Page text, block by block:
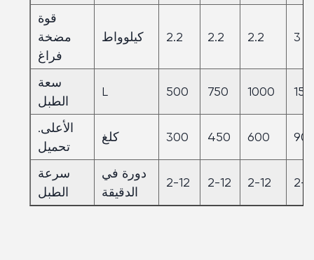
قوة
مضخة
فراغ
كيلوواط 2.2 2.2 2.2 3
سعة
الطبل
L 500 750 1000
الأعلى.
تحميل
كلغ 300 450 600
سرعة
الطبل
دورة في
الدقيقة
2-12 2-12 2-12 2-